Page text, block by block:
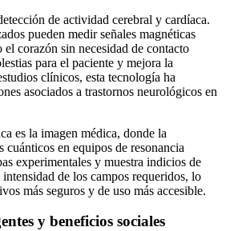
de actividad cerebral y cardíaca.
pueden medir señales magnéticas
el corazón sin necesidad de contacto
para el paciente y mejora la
clínicos, esta tecnología ha
asociados a trastornos neurológicos en
es la imagen médica, donde la
cuánticos en equipos de resonancia
experimentales y muestra indicios de
de los campos requeridos, lo
más seguros y de uso más accesible.
y beneficios sociales